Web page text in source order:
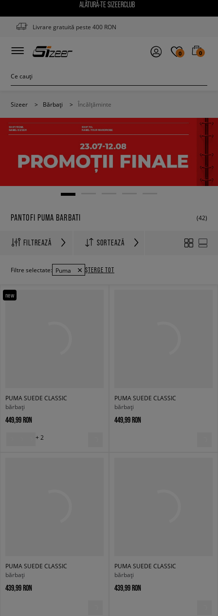
ALĂTURĂ-TE SIZEERCLUB
Livrare gratuită peste 400 RON
0 0
Sizeer > Bărbați > Încălțăminte
PANTOFI PUMA BARBATI (42)
FILTREAZĂ SORTEAZĂ
Filtre selectate: Puma ȘTERGE TOT
new
PUMA SUEDE CLASSIC
bărbați
449,99 RON
+ 2
PUMA SUEDE CLASSIC
bărbați
449,99 RON
PUMA SUEDE CLASSIC
bărbați
439,99 RON
PUMA SUEDE CLASSIC
bărbați
439,99 RON